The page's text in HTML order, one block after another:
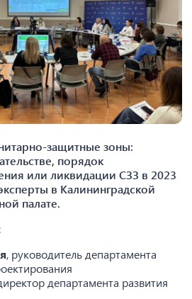
защитные зоны:
порядок
или ликвидации СЗЗ в 2023
в Калининградской
палате.
, руководитель департамента
департамента развития